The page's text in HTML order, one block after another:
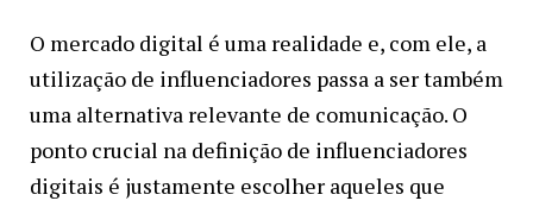
O mercado digital é uma realidade e, com ele, a
utilização de influenciadores passa a ser também
uma alternativa relevante de comunicação. O
ponto crucial na definição de influenciadores
digitais é justamente escolher aqueles que